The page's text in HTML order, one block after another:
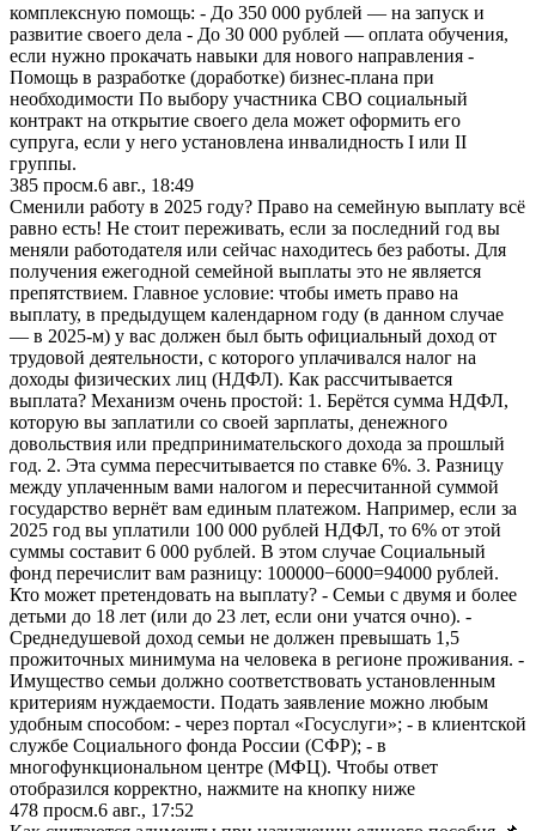
комплексную помощь: - До 350 000 рублей — на запуск и
развитие своего дела - До 30 000 рублей — оплата обучения,
если нужно прокачать навыки для нового направления -
Помощь в разработке (доработке) бизнес-плана при
необходимости По выбору участника СВО социальный
контракт на открытие своего дела может оформить его
супруга, если у него установлена инвалидность I или II
группы.
385 просм.6 авг., 18:49
Сменили работу в 2025 году? Право на семейную выплату всё
равно есть! Не стоит переживать, если за последний год вы
меняли работодателя или сейчас находитесь без работы. Для
получения ежегодной семейной выплаты это не является
препятствием. Главное условие: чтобы иметь право на
выплату, в предыдущем календарном году (в данном случае
— в 2025-м) у вас должен был быть официальный доход от
трудовой деятельности, с которого уплачивался налог на
доходы физических лиц (НДФЛ). Как рассчитывается
выплата? Механизм очень простой: 1. Берётся сумма НДФЛ,
которую вы заплатили со своей зарплаты, денежного
довольствия или предпринимательского дохода за прошлый
год. 2. Эта сумма пересчитывается по ставке 6%. 3. Разницу
между уплаченным вами налогом и пересчитанной суммой
государство вернёт вам единым платежом. Например, если за
2025 год вы уплатили 100 000 рублей НДФЛ, то 6% от этой
суммы составит 6 000 рублей. В этом случае Социальный
фонд перечислит вам разницу: 100000−6000=94000 рублей.
Кто может претендовать на выплату? - Семьи с двумя и более
детьми до 18 лет (или до 23 лет, если они учатся очно). -
Среднедушевой доход семьи не должен превышать 1,5
прожиточных минимума на человека в регионе проживания. -
Имущество семьи должно соответствовать установленным
критериям нуждаемости. Подать заявление можно любым
удобным способом: - через портал «Госуслуги»; - в клиентской
службе Социального фонда России (СФР); - в
многофункциональном центре (МФЦ). Чтобы ответ
отобразился корректно, нажмите на кнопку ниже
478 просм.6 авг., 17:52